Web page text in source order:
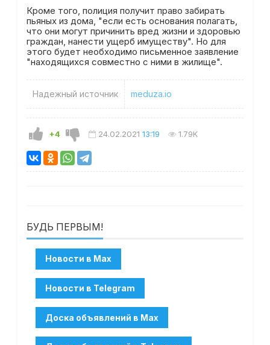
Кроме того, полиция получит право забирать
пьяных из дома, "если есть основания полагать,
что они могут причинить вред жизни и здоровью
граждан, нанести ущерб имуществу". Но для
этого будет необходимо письменное заявление
"находящихся совместно с ними в жилище".
Надежный источник meduza.io
+4 24.02.2021 13:19 1.79K
БУДЬ ПЕРВЫМ!